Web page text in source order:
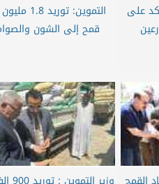
على
التموين:
قمح إلى الشون